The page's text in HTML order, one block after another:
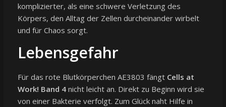
komplizierter, als eine schwere Verletzung des
Körpers, den Alltag der Zellen durcheinander wirbelt
und für Chaos sorgt.
Lebensgefahr
Für das rote Blutkörperchen AE3803 fängt Cells at
Work! Band 4nicht leicht an. Direkt zu Beginn wird sie
von einer Bakterie verfolgt. Zum Glück naht Hilfe in